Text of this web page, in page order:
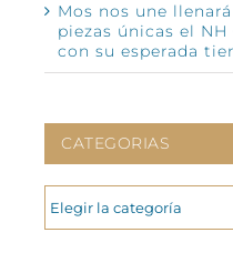
Mos nos une
piezas únicas el
con su esperada
CATEGORIAS
CATEGORIAS